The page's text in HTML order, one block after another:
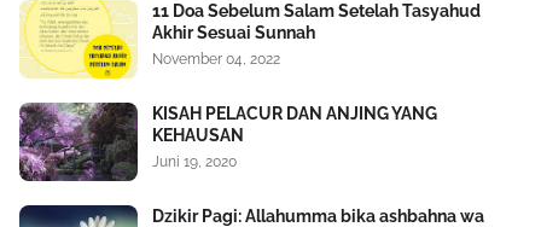
11 Doa Sebelum Salam Setelah Tasyahud
Akhir Sesuai Sunnah
November 04, 2022
KISAH PELACUR DAN ANJING YANG
KEHAUSAN
Juni 19, 2020
Dzikir Pagi: Allahumma bika ashbahna wa